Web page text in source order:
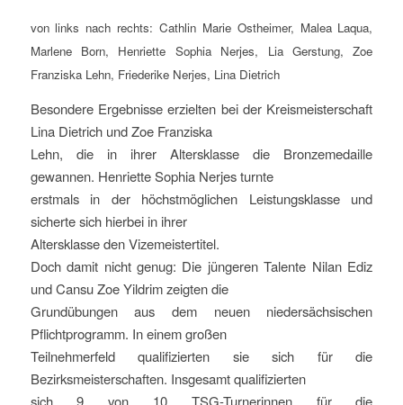
von links nach rechts: Cathlin Marie Ostheimer, Malea Laqua,
Marlene Born, Henriette Sophia Nerjes, Lia Gerstung, Zoe
Franziska Lehn, Friederike Nerjes, Lina Dietrich
Besondere Ergebnisse erzielten bei der Kreismeisterschaft
Lina Dietrich und Zoe Franziska
Lehn, die in ihrer Altersklasse die Bronzemedaille
gewannen. Henriette Sophia Nerjes turnte
erstmals in der höchstmöglichen Leistungsklasse und
sicherte sich hierbei in ihrer
Altersklasse den Vizemeistertitel.
Doch damit nicht genug: Die jüngeren Talente Nilan Ediz
und Cansu Zoe Yildrim zeigten die
Grundübungen aus dem neuen niedersächsischen
Pflichtprogramm. In einem großen
Teilnehmerfeld qualifizierten sie sich für die
Bezirksmeisterschaften. Insgesamt qualifizierten
sich 9 von 10 TSG-Turnerinnen für die